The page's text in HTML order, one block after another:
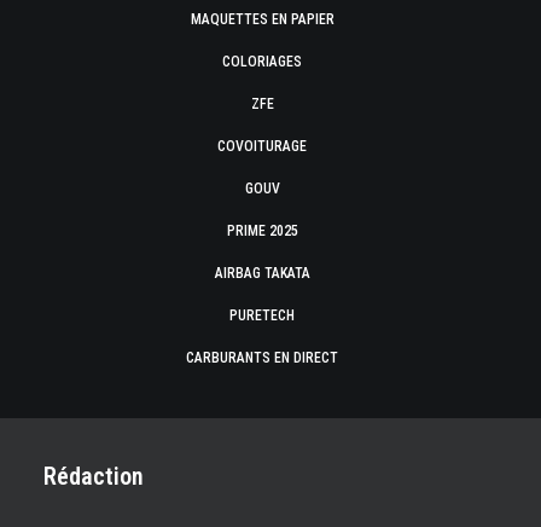
MAQUETTES EN PAPIER
COLORIAGES
ZFE
COVOITURAGE
GOUV
PRIME 2025
AIRBAG TAKATA
PURETECH
CARBURANTS EN DIRECT
Rédaction